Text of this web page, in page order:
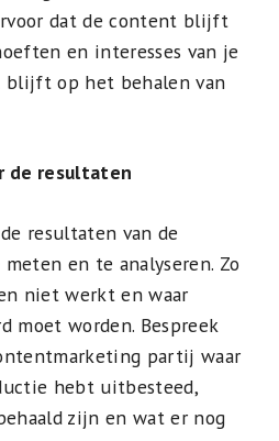
dat de content blijft
en interesses van je
blijft op het behalen van
de resultaten
resultaten van de
en te analyseren. Zo
niet werkt en waar
moet worden. Bespreek
partij waar
hebt uitbesteed,
zijn en wat er nog